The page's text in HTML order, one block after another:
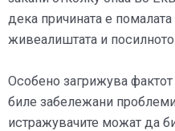
дека причината е
живеалиштата и
Особено загрижува
биле забележани
истражувачите можат да